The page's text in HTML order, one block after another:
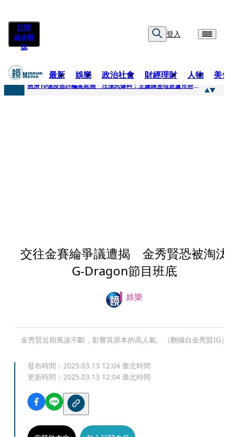
訂閱
紙本雜
誌
登入
最新 娛樂 政治社會 財經理財 人物 美
快訊
慈濟10億疫苗詐騙案延燒 汪潔民爆料：主嫌陳昱瑄是盧市府法律顧問
交往金賽綸爭議遭揭 金秀賢恐被淘汰
G-Dragon節目班底
娛樂
金秀賢近期風波不斷，影響其原本的高人氣。（翻攝自金秀賢IG）
發布時間： 2025.03.13 12:04 臺北時間
更新時間： 2025.03.13 12:04 臺北時間